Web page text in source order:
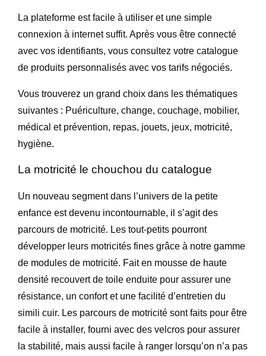
La plateforme est facile à utiliser et une simple
connexion à internet suffit. Après vous être connecté
avec vos identifiants, vous consultez votre catalogue
de produits personnalisés avec vos tarifs négociés.
Vous trouverez un grand choix dans les thématiques
suivantes : Puériculture, change, couchage, mobilier,
médical et prévention, repas, jouets, jeux, motricité,
hygiène.
La motricité le chouchou du catalogue
Un nouveau segment dans l’univers de la petite
enfance est devenu incontournable, il s’agit des
parcours de motricité. Les tout-petits pourront
développer leurs motricités fines grâce à notre gamme
de modules de motricité. Fait en mousse de haute
densité recouvert de toile enduite pour assurer une
résistance, un confort et une facilité d’entretien du
simili cuir. Les parcours de motricité sont faits pour être
facile à installer, fourni avec des velcros pour assurer
la stabilité, mais aussi facile à ranger lorsqu’on n’a pas